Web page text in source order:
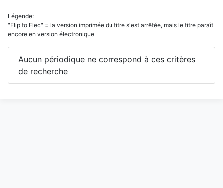
Légende:
"Flip to Elec" = la version imprimée du titre s'est arrêtée, mais le titre paraît
encore en version électronique
Aucun périodique ne correspond à ces critères
de recherche